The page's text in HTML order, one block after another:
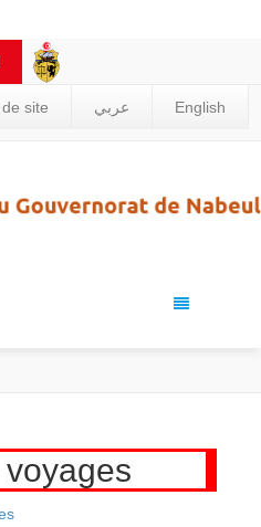
site عربي English